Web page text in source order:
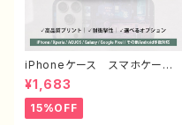
iPhoneケース スマホケー
ス 安い 個性的 おしゃれ
メンズ かっこいい 高校生
男子 サイバーパンク クー
ル iPhone17/16/15/14/ A
¥1,683
15%OFF